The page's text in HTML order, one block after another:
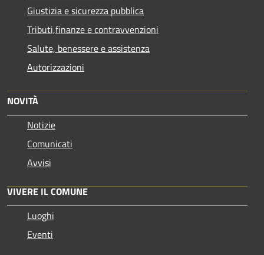
Giustizia e sicurezza pubblica
Tributi,finanze e contravvenzioni
Salute, benessere e assistenza
Autorizzazioni
NOVITÀ
Notizie
Comunicati
Avvisi
VIVERE IL COMUNE
Luoghi
Eventi